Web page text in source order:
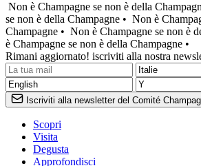
Non è Champagne se non è della
se non è della Champagne • Non è
Champagne • Non è Champagne se non è
è Champagne se non è della Champagne •
Rimani aggiornato! iscriviti alla nostra
Iscriviti alla newsletter del Comité
Scopri
Visita
Degusta
Approfondisci